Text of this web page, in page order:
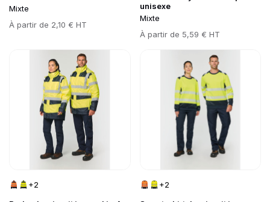
Mixte
Prix
À partir de 2,10 € HT
unisexe
Mixte
Prix
À partir de 5,59 € HT
+2
Go to product page
+2
Go to product page